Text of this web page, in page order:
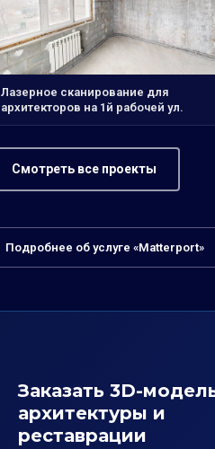
Лазерное сканирование для
архитекторов на 1й рабочей ул.
Смотреть все проекты
Подробнее об услуге «Matterport»
Заказать 3D-
архитектуры и
реставрации